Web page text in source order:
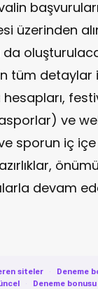
üzerinden
da
tüm detaylar
ve
sporun iç
devam
siteler · Deneme
· Deneme